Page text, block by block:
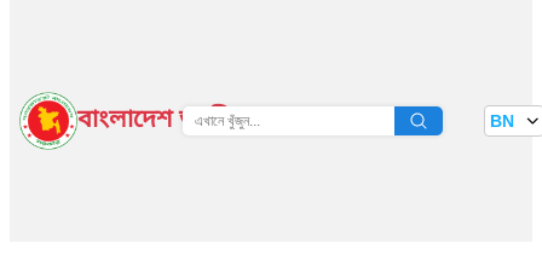
বাংলাদেশ জাতীয় তথ্য বাতায়ন BN